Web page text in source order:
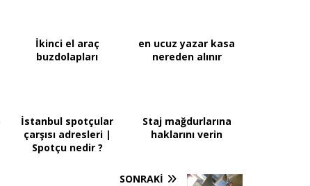
İkinci el araç
buzdolapları
en ucuz yazar kasa
nereden alınır
İstanbul spotçular
çarşısı adresleri |
Spotçu nedir ?
Staj mağdurlarına
haklarını verin
SONRAKI